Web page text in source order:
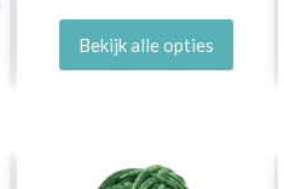
Bekijk alle opties